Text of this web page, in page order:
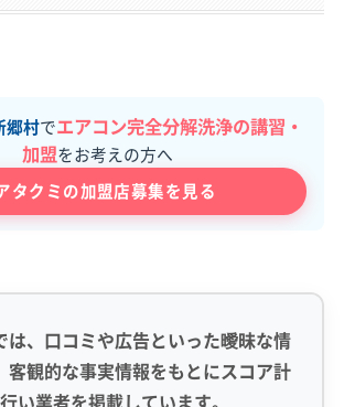
郷村でエアコン完全分解洗浄の講習・
加盟をお考えの方へ
タクミの加盟店募集を見る
は、口コミや広告といった曖昧な情
客観的な事実情報をもとにスコア計
い業者を掲載しています。